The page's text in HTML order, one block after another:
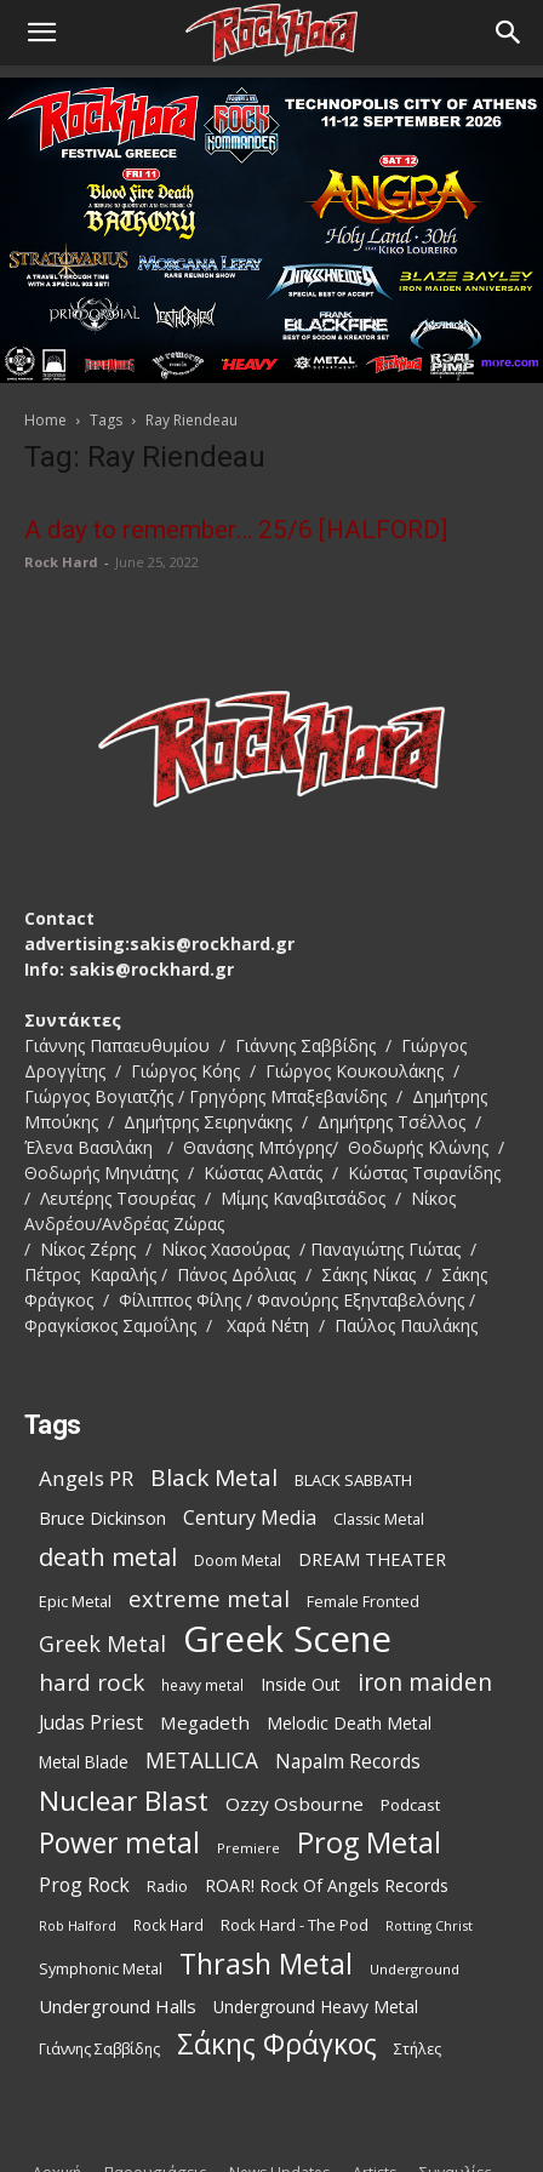
Home Tags Ray Riendeau
Tag: Ray Riendeau
A day to remember… 25/6 [HALFORD]
Rock Hard - June 25, 2022
Contact
advertising:sakis@rockhard.gr
Info: sakis@rockhard.gr
Συντάκτες
Γιάννης Παπαευθυμίου / Γιάννης Σαββίδης / Γιώργος
Δρογγίτης / Γιώργος Κόης / Γιώργος Κουκουλάκης /
Γιώργος Βογιατζής / Γρηγόρης Μπαξεβανίδης / Δημήτρης
Μπούκης / Δημήτρης Σειρηνάκης / Δημήτρης Τσέλλος /
Έλενα Βασιλάκη / Θανάσης Μπόγρης/ Θοδωρής Κλώνης /
Θοδωρής Μηνιάτης / Κώστας Αλατάς / Κώστας Τσιρανίδης
/ Λευτέρης Τσουρέας / Μίμης Καναβιτσάδος / Νίκος
Ανδρέου/Ανδρέας Ζώρας
/ Νίκος Ζέρης / Νίκος Χασούρας / Παναγιώτης Γιώτας /
Πέτρος Καραλής / Πάνος Δρόλιας / Σάκης Νίκας / Σάκης
Φράγκος / Φίλιππος Φίλης / Φανούρης Εξηνταβελόνης /
Φραγκίσκος Σαμοΐλης / Χαρά Νέτη / Παύλος Παυλάκης
Tags
Angels PR Black Metal BLACK SABBATH
Bruce Dickinson Century Media Classic Metal
death metal Doom Metal DREAM THEATER
Epic Metal extreme metal Female Fronted
Greek Metal Greek Scene
hard rock heavy metal Inside Out iron maiden
Judas Priest Megadeth Melodic Death Metal
Metal Blade METALLICA Napalm Records
Nuclear Blast Ozzy Osbourne Podcast
Power metal Premiere Prog Metal
Prog Rock Radio ROAR! Rock Of Angels Records
Rob Halford Rock Hard Rock Hard - The Pod Rotting Christ
Symphonic Metal Thrash Metal Underground
Underground Halls Underground Heavy Metal
Γιάννης Σαββίδης Σάκης Φράγκος Στήλες